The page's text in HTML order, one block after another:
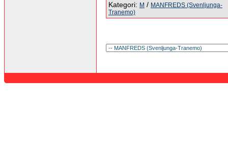
Kategori: M / MANFREDS (Svenljunga-
Tranemo)